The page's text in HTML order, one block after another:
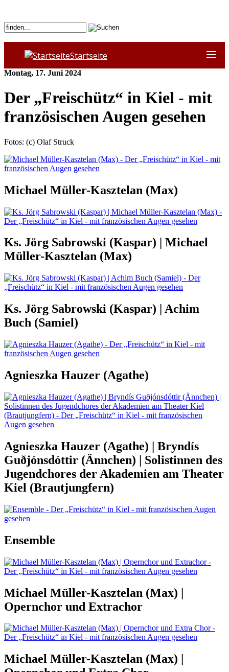
Startseite
Montag, 17. Juni 2024
Der „Freischütz“ in Kiel - mit
französischen Augen gesehen
Fotos: (c) Olaf Struck
Michael Müller-Kasztelan (Max)
Ks. Jörg Sabrowski (Kaspar) | Michael
Müller-Kasztelan (Max)
Ks. Jörg Sabrowski (Kaspar) | Achim
Buch (Samiel)
Agnieszka Hauzer (Agathe)
Agnieszka Hauzer (Agathe) | Bryndís
Guðjónsdóttir (Ännchen) | Solistinnen des
Jugendchores der Akademien am Theater
Kiel (Brautjungfern)
Ensemble
Michael Müller-Kasztelan (Max) |
Opernchor und Extrachor
Michael Müller-Kasztelan (Max) |